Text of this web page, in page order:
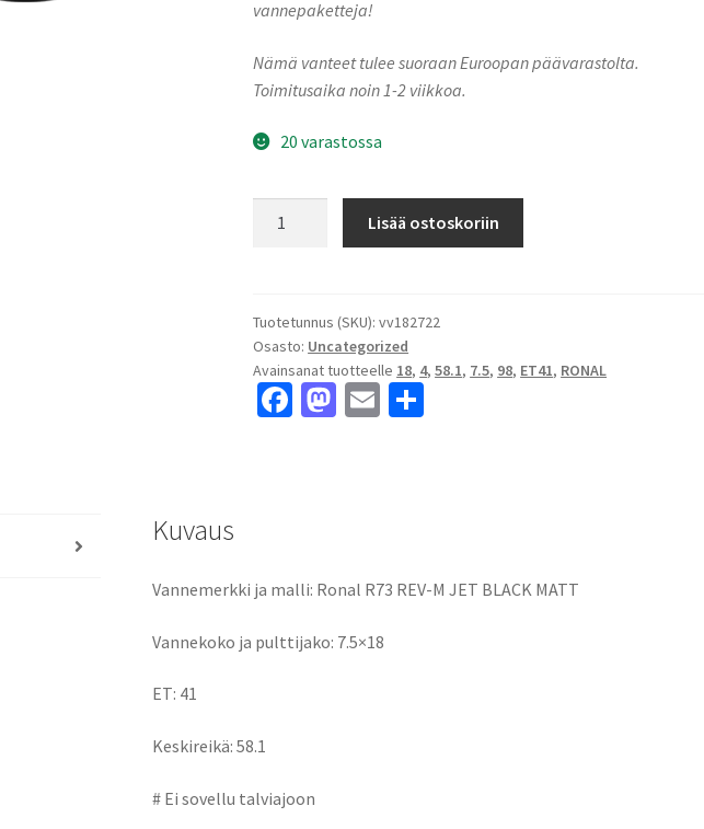
vannepaketteja!
Nämä vanteet tulee suoraan Euroopan päävarastolta.
Toimitusaika noin 1-2 viikkoa.
20 varastossa
JET
BLACK
MATT
7.5x18"
Lisää ostoskoriin
Tuotetunnus (SKU):vv182722
Osasto: Uncategorized
Avainsanat tuotteelle 18, 4,58.1, 7.5, 98, ET41, RONAL
Fa
k
M E
Kuvaus
Vannemerkki ja malli: Ronal R73 REV-M JET BLACK MATT
Vannekoko ja pulttijako: 7.5×18
ET: 41
Keskireikä: 58.1
# Ei sovellu talviajoon